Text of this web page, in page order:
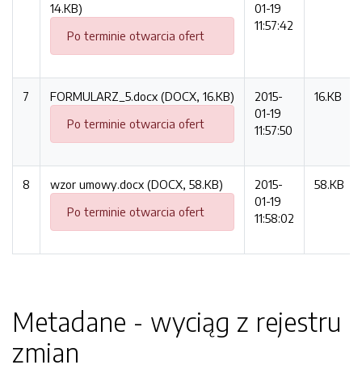
14.KB)
Po terminie otwarcia ofert
01-19
11:57:42
7
FORMULARZ_5.docx (DOCX, 16.KB)
Po terminie otwarcia ofert
2015-
01-19
11:57:50
16.KB
8
wzor umowy.docx (DOCX, 58.KB)
Po terminie otwarcia ofert
2015-
01-19
11:58:02
58.KB
Metadane - wyciąg z rejestru
zmian